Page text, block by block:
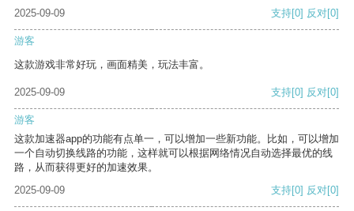
2025-09-09 支持[0] 反对[0]
游客
这款游戏非常好玩，画面精美，玩法丰富。
2025-09-09 支持[0] 反对[0]
游客
这款加速器app的功能有点单一，可以增加一些新功能。比如，可以增加
一个自动切换线路的功能，这样就可以根据网络情况自动选择最优的线
路，从而获得更好的加速效果。
2025-09-09
支持[0] 反对[0]